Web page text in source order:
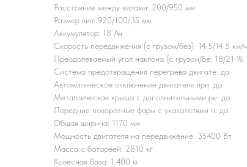
Расстояние между вилами: 200/950 мм
Размер вил: 920/100/35 мм
Аккумулятор: 18 Ач
Скорость передвижения (с грузом/без): 14.5/14.5 км/ч
Преодолеваемый угол наклона (с грузом/бе: 18/21 %
Система предотвращения перегрева двигате: да
Автоматическое отключение двигателя при: да
Металлическая крыша с дополнительными ре: да
Передние поворотные фары с указателями п: да
Общая ширина: 1170 мм
Мощность двигателя на передвижение: 35400 Вт
Масса с батареей: 2810 кг
Колесная база: 1.400 м